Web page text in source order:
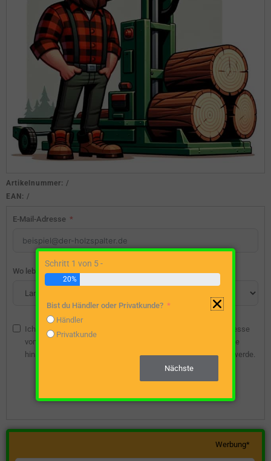
Artikelnummer: /
EAN: /
E-Mail-Adresse
Wo lebst du?
Ich bin damit einverstanden, dass die angegebene E-Mail-Adresse
vom Webseitenbetreiber gespeichert wird, damit ich über diese
hinsichtlich eines unverbindlichen Preisangebots kontaktiert werde.
Werbung*
Schritt 1 von 5 -
20%
Bist du Händler oder Privatkunde?
Händler
Privatkunde
Nächste